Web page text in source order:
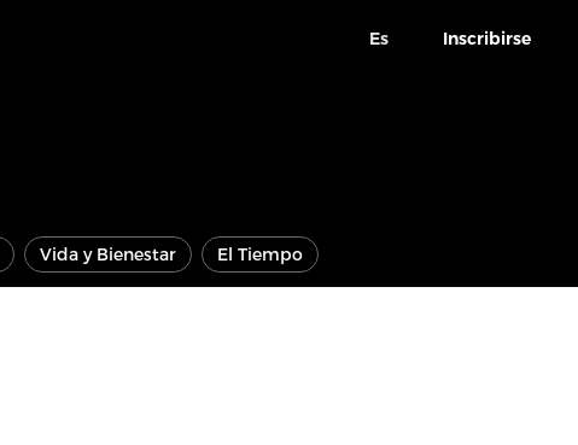
Es Inscribirse
Vida y Bienestar El Tiempo